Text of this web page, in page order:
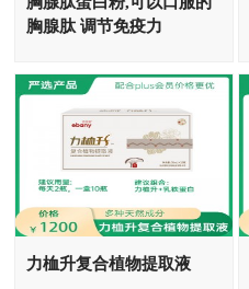
胸腺肽 调节免疫力
力桖升复合植物提取液